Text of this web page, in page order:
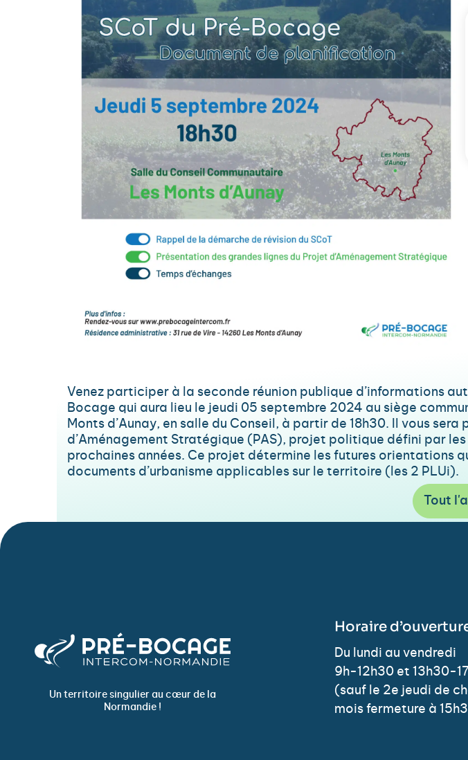
Venez participer à la seconde réunion publique d’informations
Bocage qui aura lieu le jeudi 05 septembre 2024 au siège
Monts d’Aunay, en salle du Conseil, à partir de 18h30. Il vous
d’Aménagement Stratégique (PAS), projet politique défini par
prochaines années. Ce projet détermine les futures orientations
documents d’urbanisme applicables sur le territoire (les 2 PLUi).
Tout
Un territoire singulier au cœur de la
Normandie !
Horaire
Du lundi au vendredi
9h-12h30 et 13h30-
(sauf le 2e jeudi de
mois fermeture à